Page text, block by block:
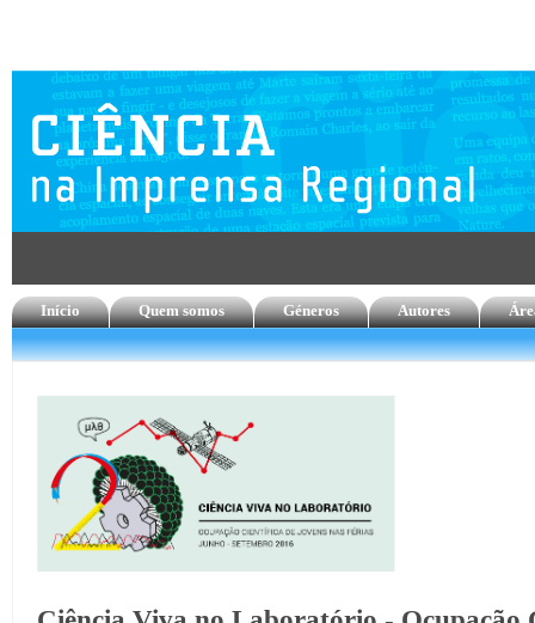
Início Quem somos Géneros Autores